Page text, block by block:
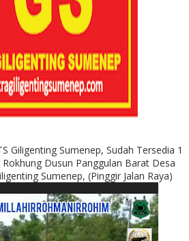
Giligenting Sumenep, Sudah Tersedia 1
Dusun Panggulan Barat Desa
Sumenep, (Pinggir Jalan Raya)